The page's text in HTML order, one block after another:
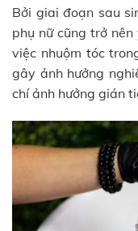
Bởi giai đoạn sau
phụ nữ cũng trở
việc nhuộm tóc
gây ảnh hưởng
chí ảnh hưởng gián